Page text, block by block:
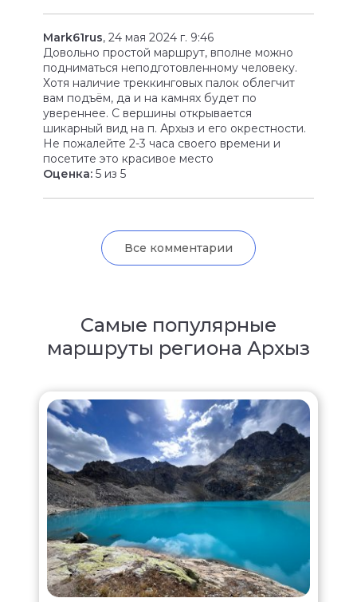
Mark61rus, 24 мая 2024 г. 9:46
Довольно простой маршрут, вполне можно
подниматься неподготовленному человеку.
Хотя наличие треккинговых палок облегчит
вам подъём, да и на камнях будет по
увереннее. С вершины открывается
шикарный вид на п. Архыз и его окрестности.
Не пожалейте 2-3 часа своего времени и
посетите это красивое место
Оценка: 5 из 5
Все комментарии
Самые популярные
маршруты региона Архыз